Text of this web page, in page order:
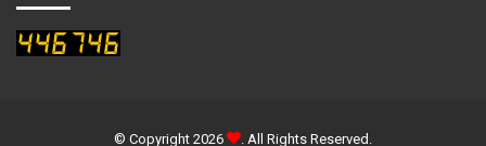
© Copyright 2026 . All Rights Reserved.